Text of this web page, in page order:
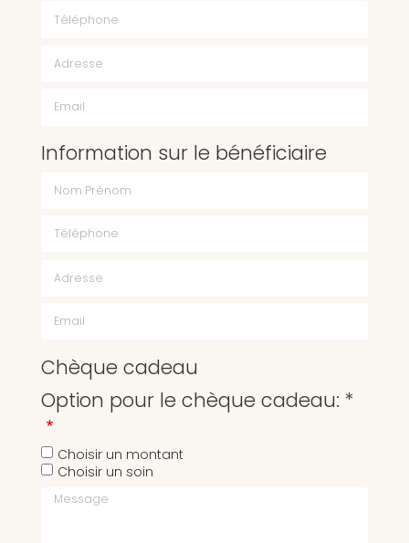
Information sur le bénéficiaire
Chèque cadeau
Option pour le chèque cadeau: *
Choisir un montant
Choisir un soin
Message